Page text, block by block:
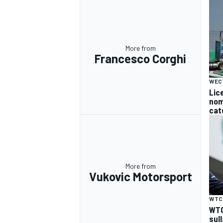
More from
Francesco Corghi
WEC
More from
Vukovic Motorsport